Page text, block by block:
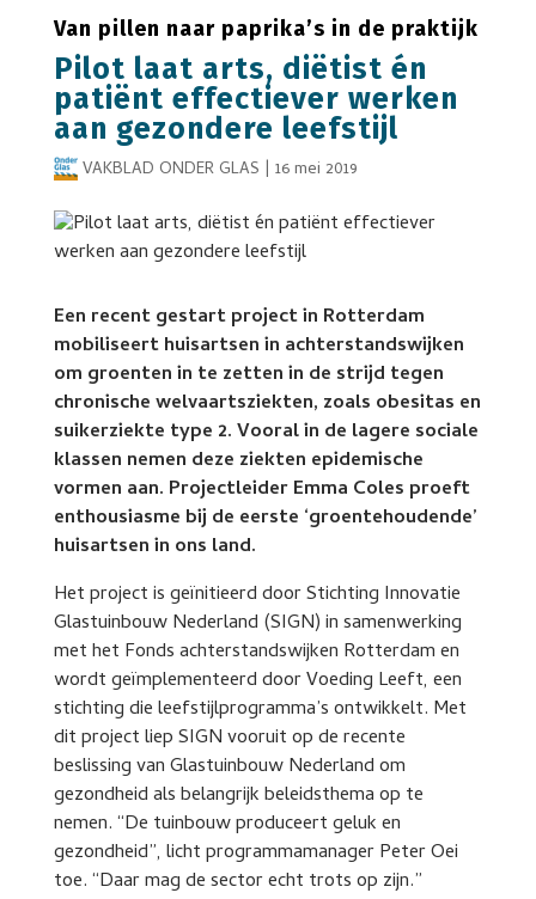
Van pillen naar paprika’s in de praktijk
Pilot laat arts, diëtist én
patiënt effectiever werken
aan gezondere leefstijl
VAKBLAD ONDER GLAS | 16 mei 2019
Een recent gestart project in Rotterdam
mobiliseert huisartsen in achterstandswijken
om groenten in te zetten in de strijd tegen
chronische welvaartsziekten, zoals obesitas en
suikerziekte type 2. Vooral in de lagere sociale
klassen nemen deze ziekten epidemische
vormen aan. Projectleider Emma Coles proeft
enthousiasme bij de eerste ‘groentehoudende’
huisartsen in ons land.
Het project is geïnitieerd door Stichting Innovatie
Glastuinbouw Nederland (SIGN) in samenwerking
met het Fonds achterstandswijken Rotterdam en
wordt geïmplementeerd door Voeding Leeft, een
stichting die leefstijlprogramma’s ontwikkelt. Met
dit project liep SIGN vooruit op de recente
beslissing van Glastuinbouw Nederland om
gezondheid als belangrijk beleidsthema op te
nemen. “De tuinbouw produceert geluk en
gezondheid”, licht programmamanager Peter Oei
toe. “Daar mag de sector echt trots op zijn.”